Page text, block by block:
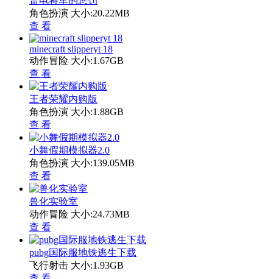
角色扮演 大小:20.22MB
查 看
minecraft slipperyt 18
动作冒险 大小:1.67GB
查 看
王者荣耀内购版
角色扮演 大小:1.88GB
查 看
小舞假期模拟器2.0
角色扮演 大小:139.05MB
查 看
兽化实验室
动作冒险 大小:24.73MB
查 看
pubg国际服地铁逃生下载
飞行射击 大小:1.93GB